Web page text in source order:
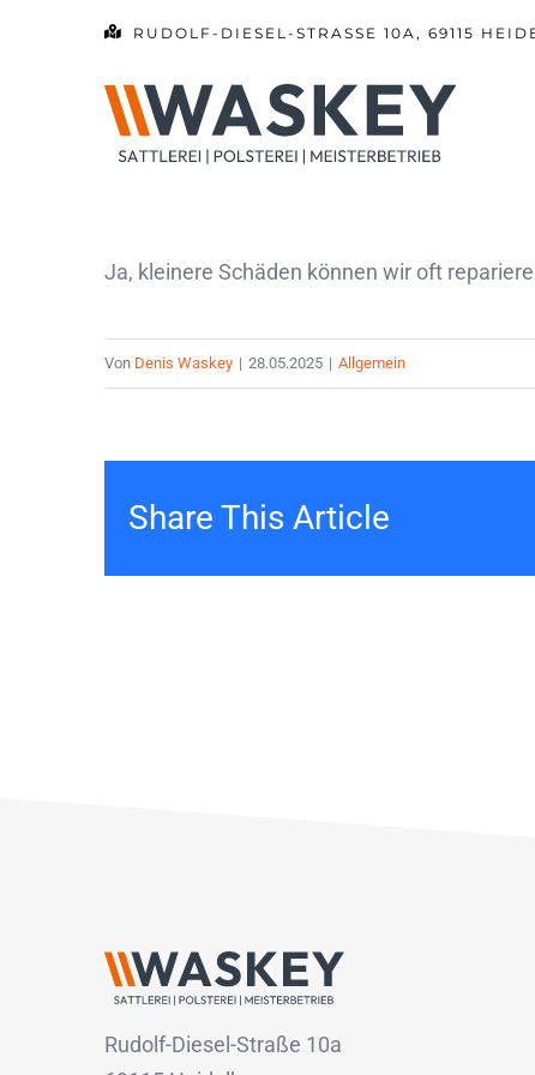
RUDOLF-DIESEL-STRASSE 10A, 69115
Ja, kleinere Schäden können wir oft
Von Denis Waskey | 28.05.2025 | Allgemein
Share This Article
Rudolf-Diesel-Straße 10a